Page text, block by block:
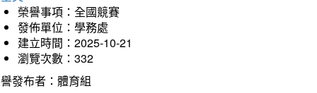
榮譽事項：全國競賽
發佈單位：學務處
建立時間：2025-10-21
瀏覽次數：332
發布者：體育組